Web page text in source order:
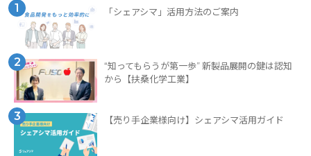
1 「シェアシマ」活用方法のご案内
2
“知ってもらうが第一歩” 新製品展開の鍵は認知
から【扶桑化学工業】
3 【売り手企業様向け】シェアシマ活用ガイド